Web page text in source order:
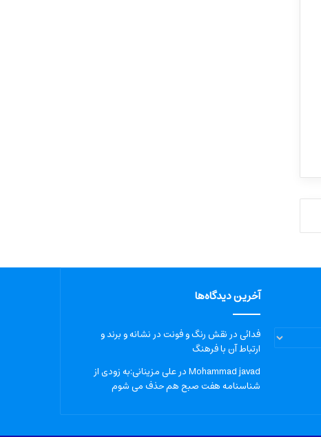
آخرین دیدگاه‌ها
فدائیدرنقش رنگ و فونت در نشانه و برند و
ارتباط آن با فرهنگ
Mohammad javadدرعلی مزینانی:به زودی از
شناسنامه هفت صبح هم حذف می شوم